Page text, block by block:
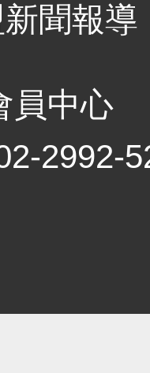
聞報導
員中心
2992-